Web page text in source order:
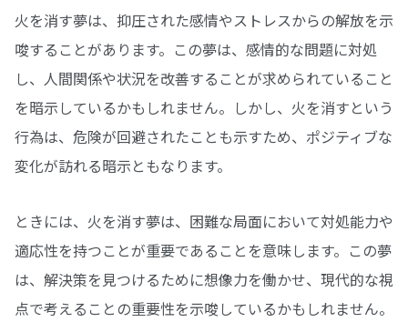
火を消す夢は、抑圧された感情やストレスからの解放を示
唆することがあります。この夢は、感情的な問題に対処
し、人間関係や状況を改善することが求められていること
を暗示しているかもしれません。しかし、火を消すという
行為は、危険が回避されたことも示すため、ポジティブな
変化が訪れる暗示ともなります。
ときには、火を消す夢は、困難な局面において対処能力や
適応性を持つことが重要であることを意味します。この夢
は、解決策を見つけるために想像力を働かせ、現代的な視
点で考えることの重要性を示唆しているかもしれません。